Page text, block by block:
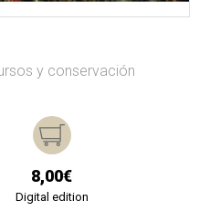
y conservación
8,00€
Digital edition